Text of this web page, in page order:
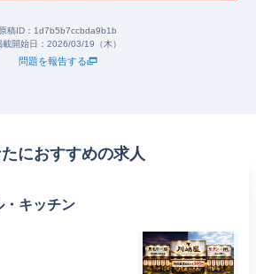
原稿ID： 1d7b5b7ccbda9b1b
載開始日： 2026/03/19（木）
問題を報告する
におすすめの求人
・キッチン